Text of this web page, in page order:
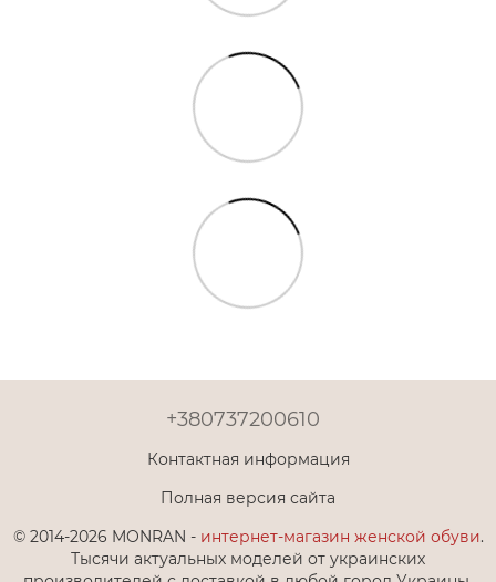
+380737200610
Контактная информация
Полная версия сайта
© 2014-2026 MONRAN - интернет-магазин женской обуви.
Тысячи актуальных моделей от украинских